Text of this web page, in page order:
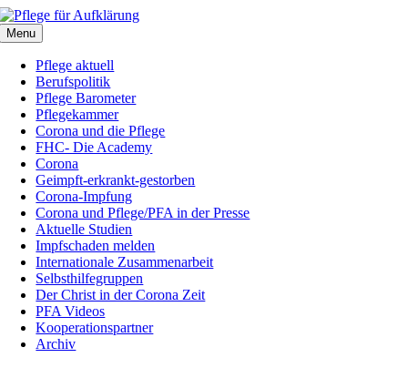
Zum
Inhalt
springen
Menu
Pflege aktuell
Berufspolitik
Pflege Barometer
Pflegekammer
Corona und die Pflege
FHC- Die Academy
Corona
Geimpft-erkrankt-gestorben
Corona-Impfung
Corona und Pflege/PFA in der Presse
Aktuelle Studien
Impfschaden melden
Internationale Zusammenarbeit
Selbsthilfegruppen
Der Christ in der Corona Zeit
PFA Videos
Kooperationspartner
Archiv